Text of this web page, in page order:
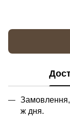
Замовлення,
ж дня.